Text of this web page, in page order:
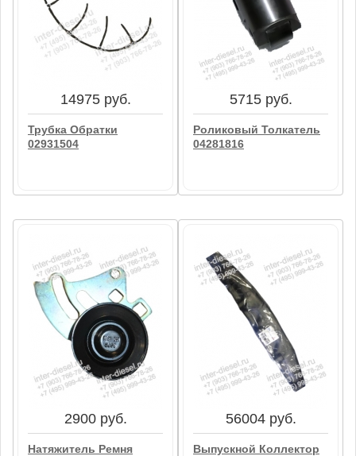
Подушка Двигателя
Передняя 04208567
Прокладка Клапанной
Крышки 04102940
В корзину
14975 руб.
Трубка Обратки
02931504
14975 руб.
Трубка Обратки
02931504
5715 руб.
Роликовый Толкатель
04281816
5715 руб.
Роликовый Толкатель
04281816
2900 руб.
Натяжитель Ремня
56004 руб.
Выпускной Коллектор